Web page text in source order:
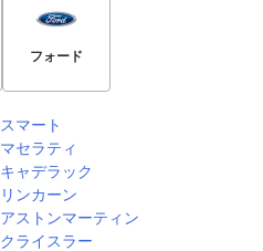
フォード
スマート
マセラティ
キャデラック
リンカーン
アストンマーティン
クライスラー